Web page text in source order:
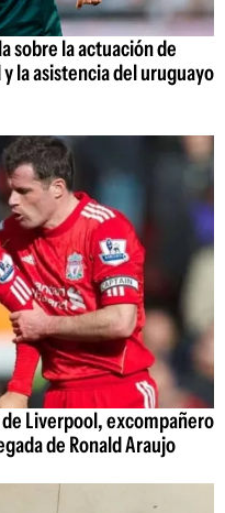
sobre la actuación de
la asistencia del uruguayo
Liverpool, excompañero
de Ronald Araujo